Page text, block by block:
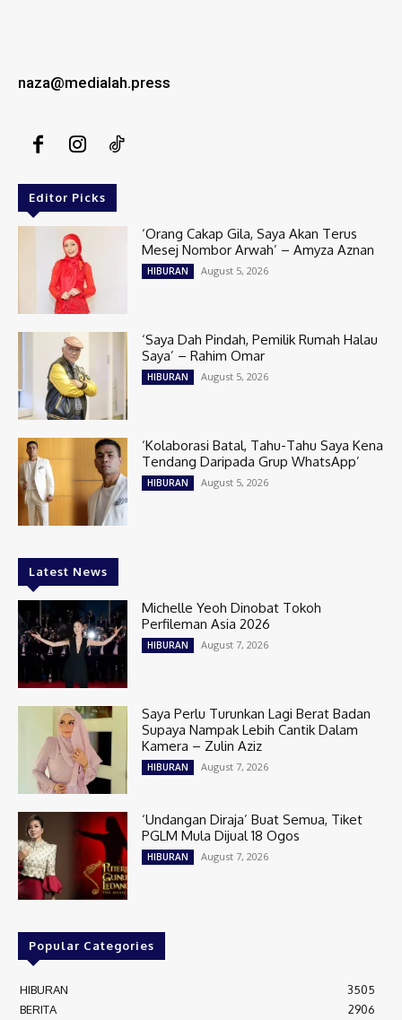
naza@medialah.press
Editor Picks
‘Orang Cakap Gila, Saya Akan Terus
Mesej Nombor Arwah’ – Amyza Aznan
HIBURAN August 5, 2026
‘Saya Dah Pindah, Pemilik Rumah Halau
Saya’ – Rahim Omar
HIBURAN August 5, 2026
‘Kolaborasi Batal, Tahu-Tahu Saya Kena
Tendang Daripada Grup WhatsApp’
HIBURAN August 5, 2026
Latest News
Michelle Yeoh Dinobat Tokoh
Perfileman Asia 2026
HIBURAN August 7, 2026
Saya Perlu Turunkan Lagi Berat Badan
Supaya Nampak Lebih Cantik Dalam
Kamera – Zulin Aziz
HIBURAN August 7, 2026
‘Undangan Diraja’ Buat Semua, Tiket
PGLM Mula Dijual 18 Ogos
HIBURAN August 7, 2026
Popular Categories
HIBURAN
3505
BERITA
2906